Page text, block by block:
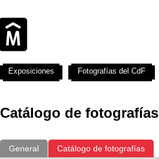
Catálogo de fotografías
General Catálogo de fotografías
Exposiciones Fotografías del CdF